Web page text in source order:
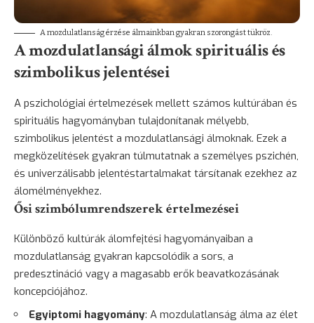
A mozdulatlanság érzése álmainkban gyakran szorongást tükröz.
A mozdulatlansági álmok spirituális és
szimbolikus jelentései
A pszichológiai értelmezések mellett számos kultúrában és
spirituális hagyományban tulajdonítanak mélyebb,
szimbolikus jelentést a mozdulatlansági álmoknak. Ezek a
megközelítések gyakran túlmutatnak a személyes pszichén,
és univerzálisabb jelentéstartalmakat társítanak ezekhez az
álomélményekhez.
Ősi szimbólumrendszerek értelmezései
Különböző kultúrák álomfejtési hagyományaiban a
mozdulatlanság gyakran kapcsolódik a sors, a
predesztináció vagy a magasabb erők beavatkozásának
koncepciójához.
Egyiptomi hagyomány: A mozdulatlanság álma az élet